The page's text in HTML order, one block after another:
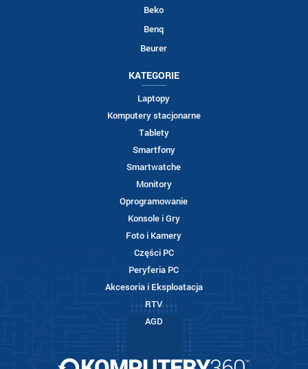
Beko
Benq
Beurer
KATEGORIE
Laptopy
Komputery stacjonarne
Tablety
Smartfony
Smartwatche
Monitory
Oprogramowanie
Konsole i Gry
Foto i Kamery
Części PC
Peryferia PC
Akcesoria i Eksploatacja
RTV
AGD